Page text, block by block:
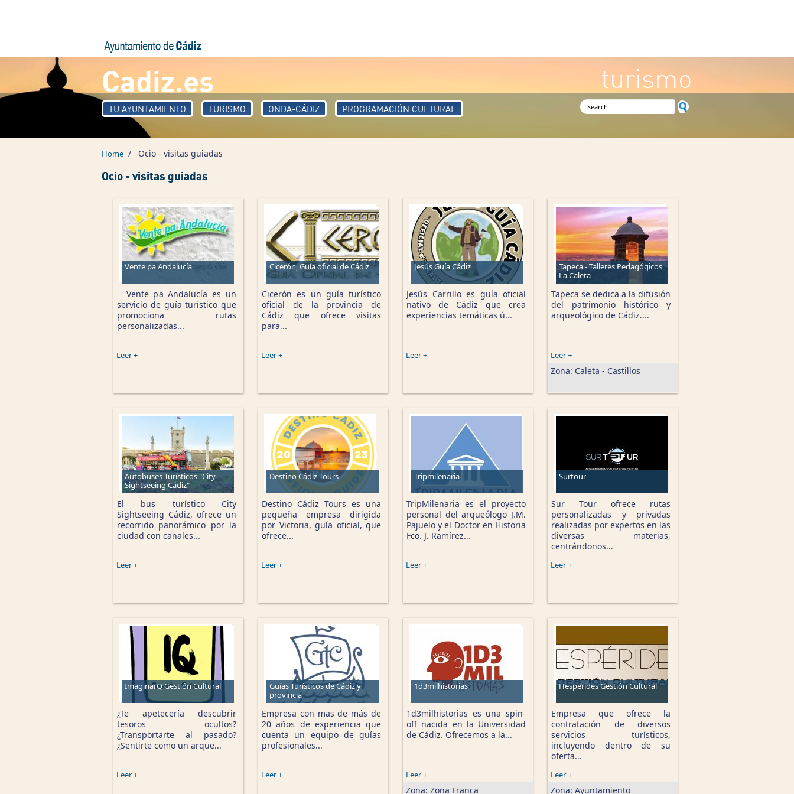
Cadiz.es turismo
TU AYUNTAMIENTO TURISMO ONDA-CÁDIZ PROGRAMACIÓN CULTURAL Search form
Home / Ocio - visitas guiadas
Ocio - visitas guiadas
Vente pa Andalucía
Vente pa Andalucía es un
servicio de guía turístico que
promociona rutas
personalizadas...
Leer +
Cicerón, Guía oficial de Cádiz
Cicerón es un guía turístico
oficial de la provincia de
Cádiz que ofrece visitas
para...
Leer +
Jesús Guía Cádiz
Jesús Carrillo es guía oficial
nativo de Cádiz que crea
experiencias temáticas ú...
Leer +
Tapeca - Talleres Pedagógicos
La Caleta
Tapeca se dedica a la difusión
del patrimonio histórico y
arqueológico de Cádiz....
Leer +
Zona: Caleta - Castillos
Autobuses Turísticos "City
Sightseeing Cádiz"
El bus turístico City
Sightseeing Cádiz, ofrece un
recorrido panorámico por la
ciudad con canales...
Leer +
Destino Cádiz Tours
Destino Cádiz Tours es una
pequeña empresa dirigida
por Victoria, guía oficial, que
ofrece...
Leer +
Tripmilenaria
TripMilenaria es el proyecto
personal del arqueólogo J.M.
Pajuelo y el Doctor en Historia
Fco. J. Ramírez...
Leer +
Surtour
Sur Tour ofrece rutas
personalizadas y privadas
realizadas por expertos en las
diversas materias,
centrándonos...
Leer +
ImaginarQ Gestión Cultural
¿Te apetecería descubrir
tesoros ocultos?
¿Transportarte al pasado?
¿Sentirte como un arque...
Leer +
Guías Turísticos de Cádiz y
provincia
Empresa con mas de más de
20 años de experiencia que
cuenta un equipo de guías
profesionales...
Leer +
1d3milhistorias
1d3milhistorias es una spin-
off nacida en la Universidad
de Cádiz. Ofrecemos a la...
Leer +
Zona: Zona Franca
Hespérides Gestión Cultural
Empresa que ofrece la
contratación de diversos
servicios turísticos,
incluyendo dentro de su
oferta...
Leer +
Zona: Ayuntamiento